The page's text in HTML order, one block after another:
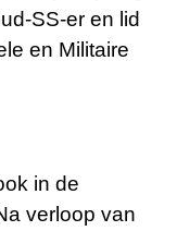
SS-er en lid
en Militaire
in de
verloop van